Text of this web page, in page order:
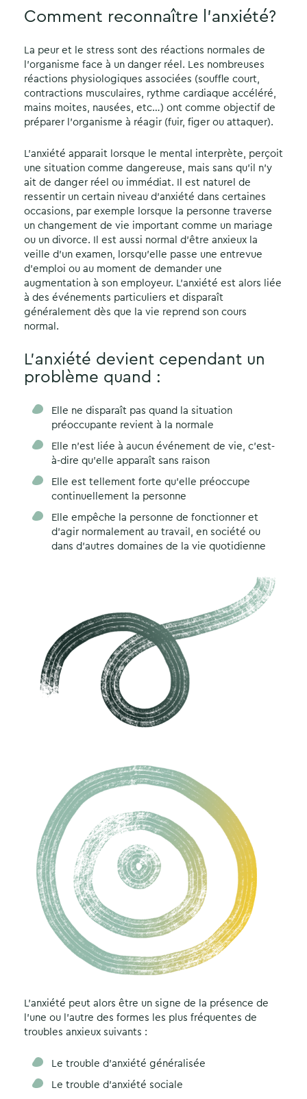
Comment reconnaître l’anxiété?
La peur et le stress sont des réactions normales de
l’organisme face à un danger réel. Les nombreuses
réactions physiologiques associées (souffle court,
contractions musculaires, rythme cardiaque accéléré,
mains moites, nausées, etc…) ont comme objectif de
préparer l’organisme à réagir (fuir, figer ou attaquer).
L’anxiété apparait lorsque le mental interprète, perçoit
une situation comme dangereuse, mais sans qu’il n’y
ait de danger réel ou immédiat. Il est naturel de
ressentir un certain niveau d’anxiété dans certaines
occasions, par exemple lorsque la personne traverse
un changement de vie important comme un mariage
ou un divorce. Il est aussi normal d’être anxieux la
veille d’un examen, lorsqu’elle passe une entrevue
d’emploi ou au moment de demander une
augmentation à son employeur. L’anxiété est alors liée
à des événements particuliers et disparaît
généralement dès que la vie reprend son cours
normal.
L’anxiété devient cependant un
problème quand :
Elle ne disparaît pas quand la situation
préoccupante revient à la normale
Elle n’est liée à aucun événement de vie, c’est-
à-dire qu’elle apparaît sans raison
Elle est tellement forte qu’elle préoccupe
continuellement la personne
Elle empêche la personne de fonctionner et
d’agir normalement au travail, en société ou
dans d’autres domaines de la vie quotidienne
L’anxiété peut alors être un signe de la présence de
l’une ou l’autre des formes les plus fréquentes de
troubles anxieux suivants :
Le trouble d’anxiété généralisée
Le trouble d’anxiété sociale